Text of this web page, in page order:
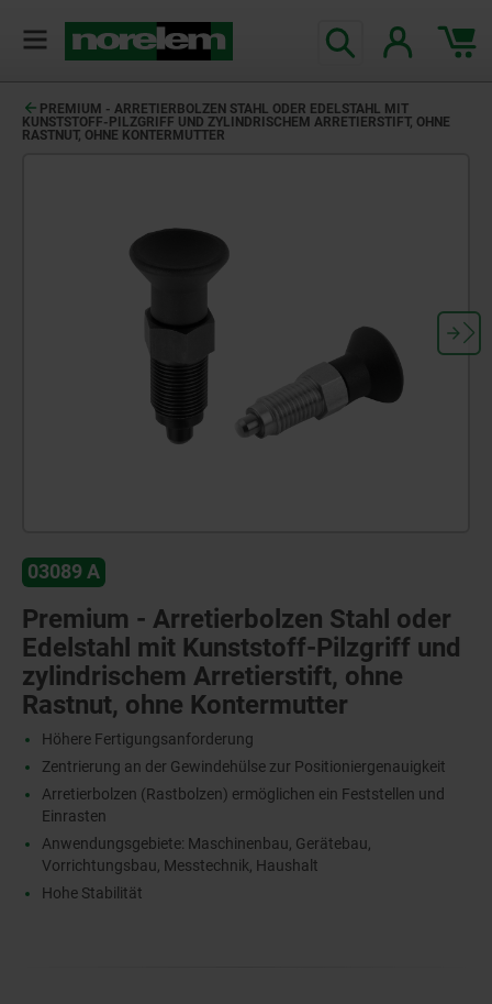
PREMIUM - ARRETIERBOLZEN STAHL ODER EDELSTAHL MIT
KUNSTSTOFF-PILZGRIFF UND ZYLINDRISCHEM ARRETIERSTIFT, OHNE
RASTNUT, OHNE KONTERMUTTER
03089 A
Premium - Arretierbolzen Stahl oder
Edelstahl mit Kunststoff-Pilzgriff und
zylindrischem Arretierstift, ohne
Rastnut, ohne Kontermutter
Höhere Fertigungsanforderung
Zentrierung an der Gewindehülse zur Positioniergenauigkeit
Arretierbolzen (Rastbolzen) ermöglichen ein Feststellen und
Einrasten
Anwendungsgebiete: Maschinenbau, Gerätebau,
Vorrichtungsbau, Messtechnik, Haushalt
Hohe Stabilität